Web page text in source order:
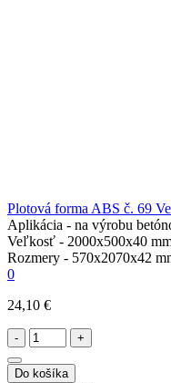
Plotová forma ABS č. 69
Aplikácia - na výrobu
Veľkosť - 2000х500х40
Rozmery - 570х2070х42
0
24,10 €
- +
Do košíka